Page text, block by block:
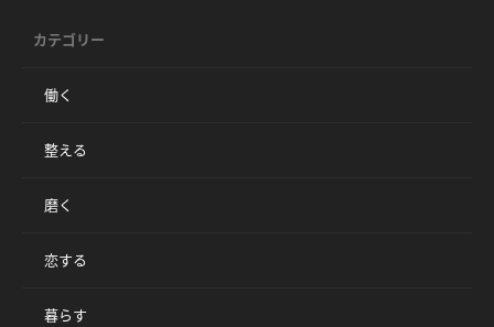
カテゴリー
働く
整える
磨く
恋する
暮らす